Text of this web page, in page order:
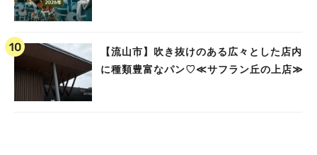
【流山市】吹き抜けのある広々とした店内
に種類豊富なパン♡≪サフラン丘の上店≫